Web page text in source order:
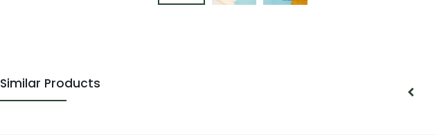
Similar Products